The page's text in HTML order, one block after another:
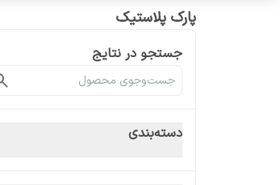
پارک پلاستیک
جستجو در نتایج
دسته‌بندی